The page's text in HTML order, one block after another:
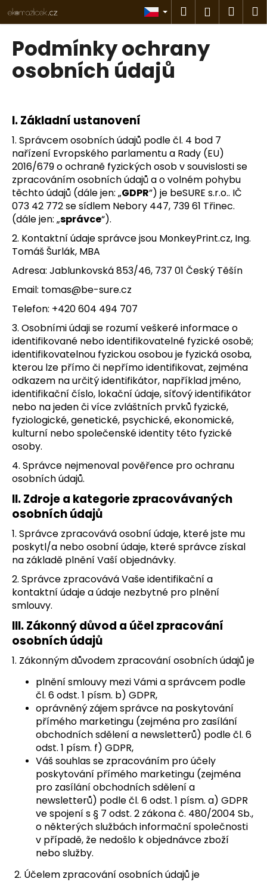
Přejít
na
obsah
Hledat
Podmínky ochrany
osobních údajů
I.Základní ustanovení
1. Správcem osobních údajů podle čl. 4 bod 7
nařízení Evropského parlamentu a Rady (EU)
2016/679 o ochraně fyzických osob v souvislosti se
zpracováním osobních údajů a o volném pohybu
těchto údajů (dále jen: „GDPR”) je beSURE s.r.o.. IČ
073 42 772 se sídlem Nebory 447, 739 61 Třinec.
(dále jen: „správce“).
2. Kontaktní údaje správce jsou MonkeyPrint.cz, Ing.
Tomáš Šurlák, MBA
Adresa: Jablunkovská 853/46, 737 01 Český Těšín
Email: tomas@be-sure.cz
Telefon: +420 604 494 707
3. Osobními údaji se rozumí veškeré informace o
identifikované nebo identifikovatelné fyzické osobě;
identifikovatelnou fyzickou osobou je fyzická osoba,
kterou lze přímo či nepřímo identifikovat, zejména
odkazem na určitý identifikátor, například jméno,
identifikační číslo, lokační údaje, síťový identifikátor
nebo na jeden či více zvláštních prvků fyzické,
fyziologické, genetické, psychické, ekonomické,
kulturní nebo společenské identity této fyzické
osoby.
4. Správce nejmenoval pověřence pro ochranu
osobních údajů.
II.Zdroje a kategorie zpracovávaných
osobních údajů
1. Správce zpracovává osobní údaje, které jste mu
poskytl/a nebo osobní údaje, které správce získal
na základě plnění Vaší objednávky.
2. Správce zpracovává Vaše identifikační a
kontaktní údaje a údaje nezbytné pro plnění
smlouvy.
III.Zákonný důvod a účel zpracování
osobních údajů
1. Zákonným důvodem zpracování osobních údajů je
plnění smlouvy mezi Vámi a správcem podle
čl. 6 odst. 1 písm. b) GDPR,
oprávněný zájem správce na poskytování
přímého marketingu (zejména pro zasílání
obchodních sdělení a newsletterů) podle čl. 6
odst. 1 písm. f) GDPR,
Váš souhlas se zpracováním pro účely
poskytování přímého marketingu (zejména
pro zasílání obchodních sdělení a
newsletterů) podle čl. 6 odst. 1 písm. a) GDPR
ve spojení s § 7 odst. 2 zákona č. 480/2004 Sb.,
o některých službách informační společnosti
v případě, že nedošlo k objednávce zboží
nebo služby.
2. Účelem zpracování osobních údajů je
K
o
C
o
o
t
ř
e
b
u
j
e
t
e
n
a
j
í
t
?
HLEDAT
D
o
p
o
r
č
u
j
e
m
e